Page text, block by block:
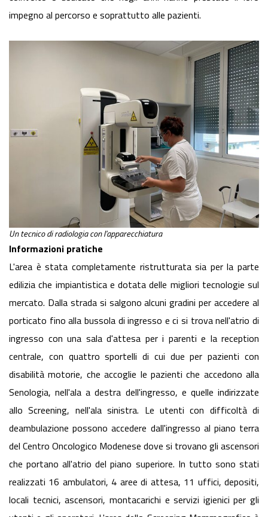
impegno al percorso e soprattutto alle pazienti.
Un tecnico di radiologia con l'apparecchiatura
Informazioni pratiche
L'area è stata completamente ristrutturata sia per la parte
edilizia che impiantistica e dotata delle migliori tecnologie sul
mercato. Dalla strada si salgono alcuni gradini per accedere al
porticato fino alla bussola di ingresso e ci si trova nell'atrio di
ingresso con una sala d'attesa per i parenti e la reception
centrale, con quattro sportelli di cui due per pazienti con
disabilità motorie, che accoglie le pazienti che accedono alla
Senologia, nell'ala a destra dell'ingresso, e quelle indirizzate
allo Screening, nell'ala sinistra. Le utenti con difficoltà di
deambulazione possono accedere dall'ingresso al piano terra
del Centro Oncologico Modenese dove si trovano gli ascensori
che portano all'atrio del piano superiore. In tutto sono stati
realizzati 16 ambulatori, 4 aree di attesa, 11 uffici, depositi,
locali tecnici, ascensori, montacarichi e servizi igienici per gli